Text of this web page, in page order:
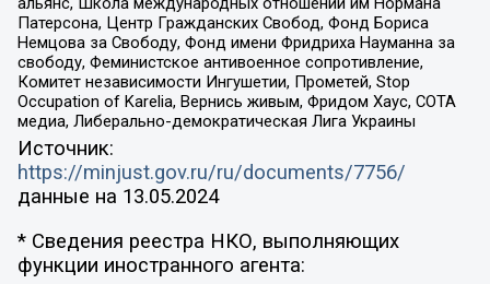
Патерсона, Центр Гражданских Свобод, Фонд Бориса
Немцова за Свободу, Фонд имени Фридриха Науманна за
свободу, Феминистское антивоенное сопротивление,
Комитет независимости Ингушетии, Прометей, Stop
Occupation of Karelia, Вернись живым, Фридом Хаус, СОТА
медиа, Либерально-демократическая Лига Украины
Источник:
https://minjust.gov.ru/ru/documents/7756/
данные на 13.05.2024
* Сведения реестра НКО, выполняющих
функции иностранного агента: